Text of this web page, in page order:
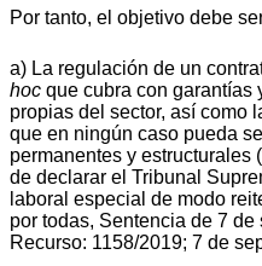
Por tanto, el objetivo debe
a) La regulación de un
hoc que cubra con garantías
propias del sector, así como
que en ningún caso pueda
permanentes y estructurales
de declarar el Tribunal
laboral especial de modo
por todas, Sentencia de 7 de
Recurso: 1158/2019; 7 de